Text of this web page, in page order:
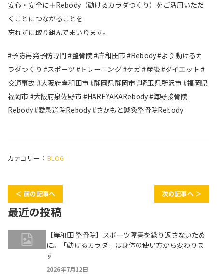
安心・安全に＋Rebody（動けるカラダつくり）をご活用いただ
くことにつながることを
忘れずに取り組んでまいります。
#予防再発予防専門 #整骨院 #岸和田市 #Rebody #より動けるカ
ラダつくり #スポーツ #トレーニング #ケガ #産後 #ダイエット #
交通事故 #大阪府岸和田市 #静岡県静岡市 #埼玉県所沢市 #福岡県
福岡市 #大阪府泉佐野市 #HAREYAKARebody #海野接骨院
Rebody #愛泉道院Rebody #さかもと鍼灸整骨院Rebody
カテゴリー： BLOG
＜ 前の記事へ 次の記事へ ＞
最近の投稿
【岸和田 整骨院】スポーツ障害を繰り返さないため
に。「動けるカラダ」は身体の使い方から変わりま
す
2026年7月12日